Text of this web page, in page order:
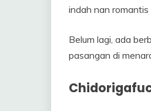
indah nan
Belum lagi, ada
pasangan di